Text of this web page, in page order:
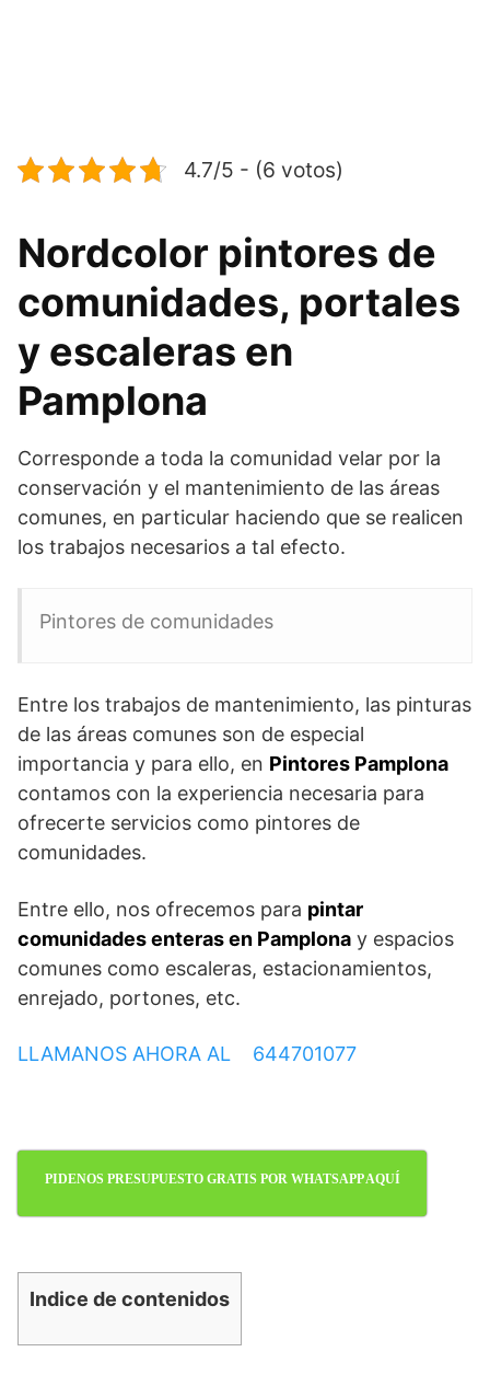
4.7/5 - (6 votos)
Nordcolor pintores de
comunidades, portales
y escaleras en
Pamplona
Corresponde a toda la comunidad velar por la
conservación y el mantenimiento de las áreas
comunes, en particular haciendo que se realicen
los trabajos necesarios a tal efecto.
Pintores de comunidades
Entre los trabajos de mantenimiento, las pinturas
de las áreas comunes son de especial
importancia y para ello, en Pintores Pamplona
contamos con la experiencia necesaria para
ofrecerte servicios como pintores de
comunidades.
Entre ello, nos ofrecemos para pintar
comunidades enteras en Pamplona y espacios
comunes como escaleras, estacionamientos,
enrejado, portones, etc.
LLAMANOS AHORA AL 644701077
PIDENOS PRESUPUESTO GRATIS POR WHATSAPP AQUÍ
Indice de contenidos